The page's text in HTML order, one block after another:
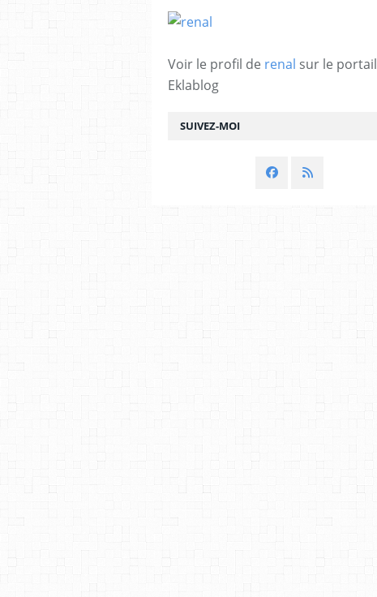
SUIVEZ-MOI
Voir le profil de renal sur le portail
Eklablog